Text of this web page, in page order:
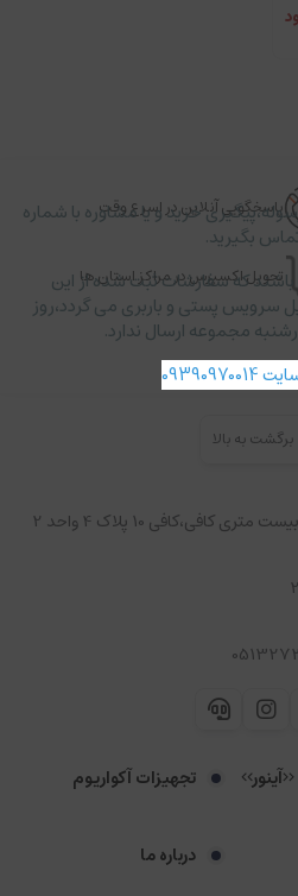
پاسخگویی آنلاین در اسرع وقت
تحویل اکسپرس در مراکز استان ها
برگشت به بالا
تجهیزات آکواریوم
درباره ما
خرید و یا مشاوره با شماره
بگیرید.
که سفارشات ثبت شده از این
مرداد تحویل سرویس پستی و باربری می گردد،روز
مجموعه ارسال ندارد.